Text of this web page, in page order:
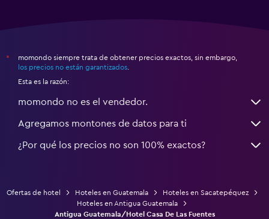
*
momondo siempre trata de obtener precios exactos, sin embargo,
los precios no están garantizados
Esta es la razón:
momondo no es el vendedor.
Agregamos montones de datos para ti
¿Por qué los precios no son 100% exactos?
Ofertas de hotel Hoteles en Guatemala
Hoteles en Sacatepéquez
Hoteles en Antigua Guatemala
Antigua Guatemala/Hotel Casa De Las Fuentes